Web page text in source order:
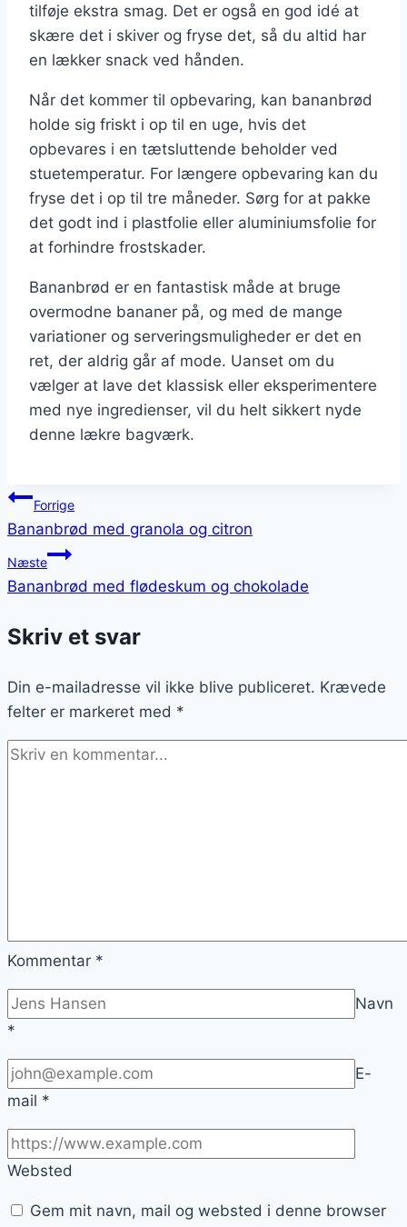
tilføje ekstra smag. Det er også en god idé at
skære det i skiver og fryse det, så du altid har
en lækker snack ved hånden.
Når det kommer til opbevaring, kan bananbrød
holde sig friskt i op til en uge, hvis det
opbevares i en tætsluttende beholder ved
stuetemperatur. For længere opbevaring kan du
fryse det i op til tre måneder. Sørg for at pakke
det godt ind i plastfolie eller aluminiumsfolie for
at forhindre frostskader.
Bananbrød er en fantastisk måde at bruge
overmodne bananer på, og med de mange
variationer og serveringsmuligheder er det en
ret, der aldrig går af mode. Uanset om du
vælger at lave det klassisk eller eksperimentere
med nye ingredienser, vil du helt sikkert nyde
denne lækre bagværk.
Indlægsnavigation
Forrige
Bananbrød med granola og citron
Næste
Bananbrød med flødeskum og chokolade
Skriv et svar
Din e-mailadresse vil ikke blive publiceret. Krævede
felter er markeret med *
Kommentar *
Navn
*
E-
mail *
Websted
Gem mit navn, mail og websted i denne browser